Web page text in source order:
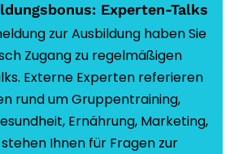
Experten-Talks
zur Ausbildung haben Sie
Zugang zu regelmäßigen
Externe Experten referieren
rund um Gruppentraining,
Ernährung, Marketing,
stehen Ihnen für Fragen zur